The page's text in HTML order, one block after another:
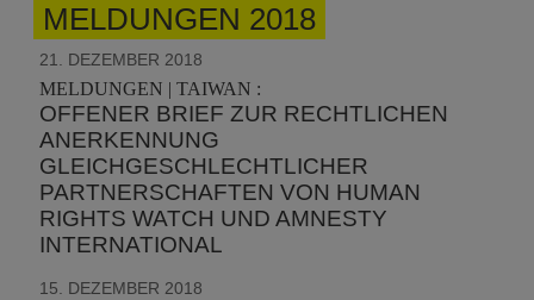
MELDUNGEN 2018
21. DEZEMBER 2018
MELDUNGEN | TAIWAN :
OFFENER BRIEF ZUR RECHTLICHEN
ANERKENNUNG
GLEICHGESCHLECHTLICHER
PARTNERSCHAFTEN VON HUMAN
RIGHTS WATCH UND AMNESTY
INTERNATIONAL
15. DEZEMBER 2018